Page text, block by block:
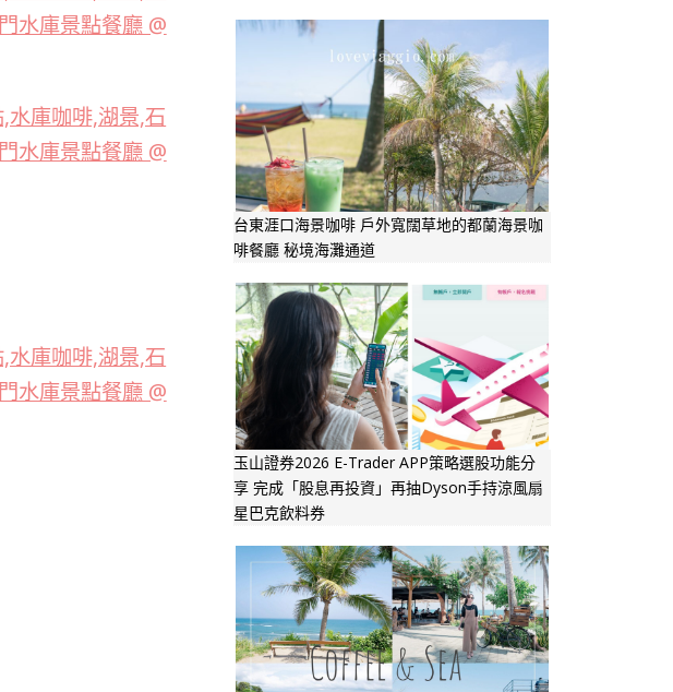
台東涯口海景咖啡 戶外寬闊草地的都蘭海景咖
啡餐廳 秘境海灘通道
玉山證券2026 E-Trader APP策略選股功能分
享 完成「股息再投資」再抽Dyson手持涼風扇
星巴克飲料券